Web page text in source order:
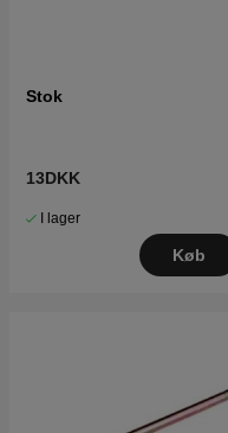
Stok
13DKK
I lager
Køb